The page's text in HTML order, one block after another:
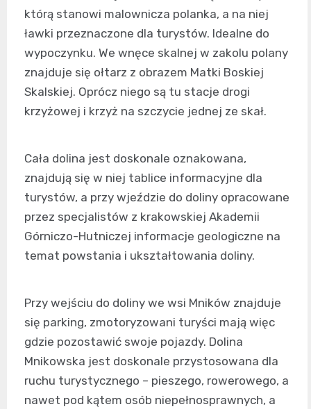
którą stanowi malownicza polanka, a na niej
ławki przeznaczone dla turystów. Idealne do
wypoczynku. We wnęce skalnej w zakolu polany
znajduje się ołtarz z obrazem Matki Boskiej
Skalskiej. Oprócz niego są tu stacje drogi
krzyżowej i krzyż na szczycie jednej ze skał.
Cała dolina jest doskonale oznakowana,
znajdują się w niej tablice informacyjne dla
turystów, a przy wjeździe do doliny opracowane
przez specjalistów z krakowskiej Akademii
Górniczo-Hutniczej informacje geologiczne na
temat powstania i ukształtowania doliny.
Przy wejściu do doliny we wsi Mników znajduje
się parking, zmotoryzowani turyści mają więc
gdzie pozostawić swoje pojazdy. Dolina
Mnikowska jest doskonale przystosowana dla
ruchu turystycznego – pieszego, rowerowego, a
nawet pod kątem osób niepełnosprawnych, a